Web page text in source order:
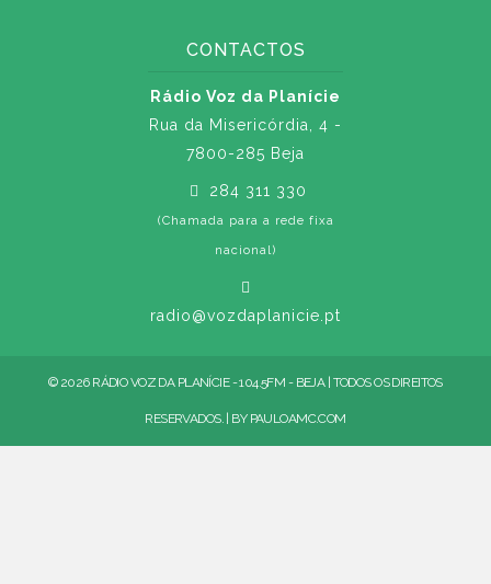
CONTACTOS
Rádio Voz da Planície
Rua da Misericórdia, 4 -
7800-285 Beja
284 311 330
(Chamada para a rede fixa
nacional)
radio@vozdaplanicie.pt
© 2026 RÁDIO VOZ DA PLANÍCIE - 104.5FM - BEJA | TODOS OS DIREITOS
RESERVADOS. | BY PAULOAMC.COM